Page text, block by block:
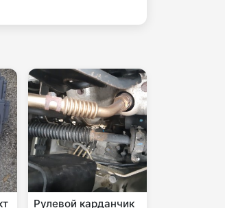
Рулевой карданчик